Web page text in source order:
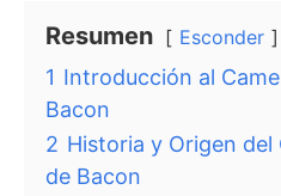
Resumen Esconder
1 Introducción al
Bacon
2 Historia y Origen
de Bacon